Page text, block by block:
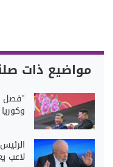
مواضيع ذات
"فصل
لاعب